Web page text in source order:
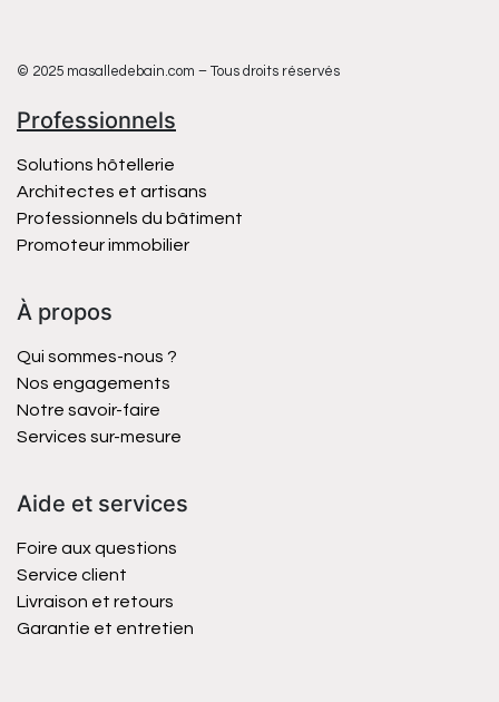
© 2025 masalledebain.com – Tous droits réservés
Professionnels
Solutions hôtellerie
Architectes et artisans
Professionnels du bâtiment
Promoteur immobilier
À propos
Qui sommes-nous ?
Nos engagements
Notre savoir-faire
Services sur-mesure
Aide et services
Foire aux questions
Service client
Livraison et retours
Garantie et entretien